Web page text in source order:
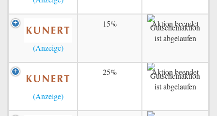
15% Aktion beendet
25% Aktion beendet